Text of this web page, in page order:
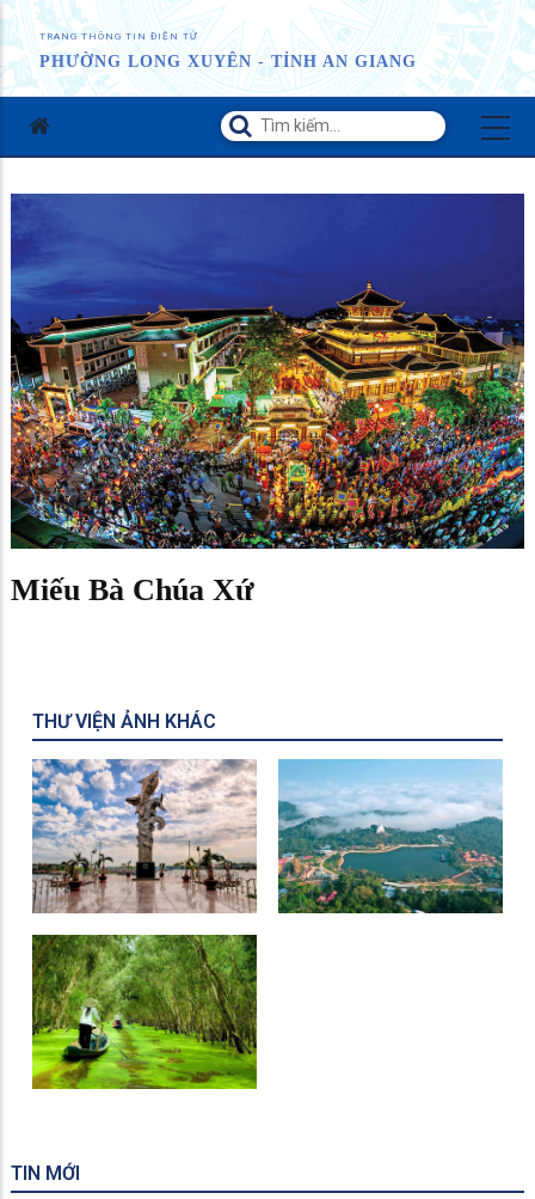
TRANG THÔNG TIN ĐIỆN TỬ
PHƯỜNG LONG XUYÊN - TỈNH AN GIANG
Miếu Bà Chúa Xứ
THƯ VIỆN ẢNH KHÁC
Tượng Đài Cá BaSa Khu Du Lịch Núi Cấm
Rừng Tràm Trà Sư
TIN MỚI